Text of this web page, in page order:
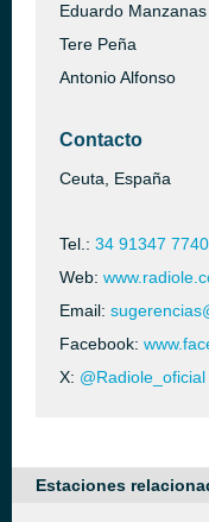
Eduardo Manzanas
Tere Peña
Antonio Alfonso
Contacto
Ceuta, España
Tel.: 34 91347 7740
Web:
Email:
Facebook:
X: @Radiole_oficial
Estaciones